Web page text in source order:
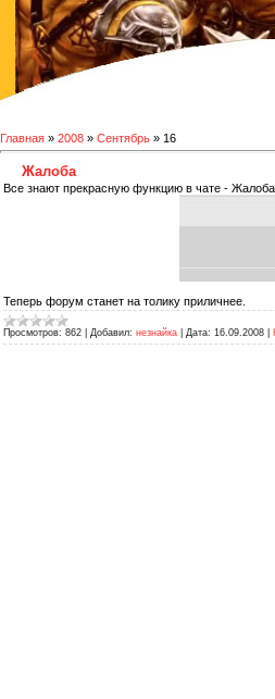
Главная » 2008 » Сентябрь » 16
Жалоба
Все знают прекрасную функцию в чате -
Теперь форум станет на толику приличнее.
Просмотров: 862 Добавил: незнайка Дата: 16.09.2008